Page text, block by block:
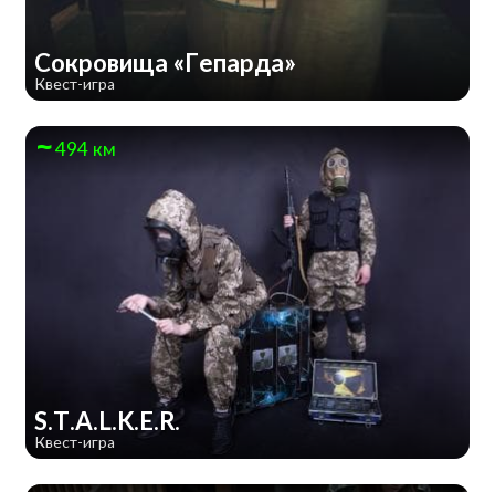
Сокровища «Гепарда»
Квест-игра
494 км
S.T.A.L.K.E.R.
Квест-игра